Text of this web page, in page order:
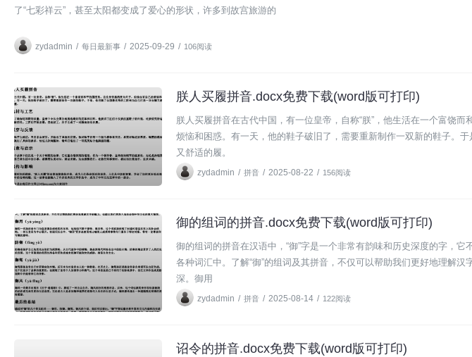
了“七彩祥云”，甚至太阳都变成了爱心的形状，许多到故宫旅游的
zydadmin / 每日最新事 / 2025-09-29 / 106阅读
拼音
朕人买履拼音.docx免费下载(word版可打印)
朕人买履拼音在古代中国，有一位皇帝，自称“朕”，他生活在一个富饶
烦恼和困惑。有一天，他的鞋子破旧了，需要重新制作一双新的鞋子。
又舒适的履。
zydadmin / 拼音 / 2025-08-22 / 156阅读
拼音
御的组词的拼音.docx免费下载(word版可打印)
御的组词的拼音在汉语中，“御”字是一个非常有韵味和历史深度的字，
各种词汇中。了解“御”的组词及其拼音，不仅可以帮助我们更好地理解
深。御用
zydadmin / 拼音 / 2025-08-14 / 122阅读
拼音
诏令的拼音.docx免费下载(word版可打印)